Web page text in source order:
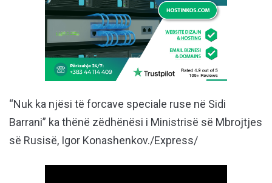
“Nuk ka njësi të forcave speciale ruse në Sidi
Barrani” ka thënë zëdhënësi i Ministrisë së Mbrojtjes
së Rusisë, Igor Konashenkov./Express/